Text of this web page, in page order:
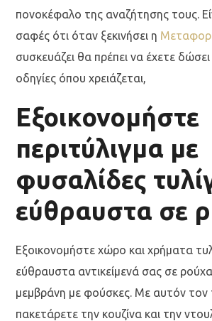
πονοκέφαλο της αναζήτησης τους.
σαφές ότι όταν ξεκινήσει η
συσκευάζει θα πρέπει να έχετε δώσει
οδηγίες όπου χρειάζεται,
Εξοικονομήστε
περιτύλιγμα με
φυσαλίδες
εύθραυστα σε
Εξοικονομήστε χώρο και χρήματα
εύθραυστα αντικείμενά σας σε ρούχα
μεμβράνη με φούσκες. Με αυτόν τον
πακετάρετε την κουζίνα και την